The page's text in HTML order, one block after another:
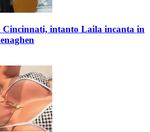
Cincinnati, intanto Laila incanta in